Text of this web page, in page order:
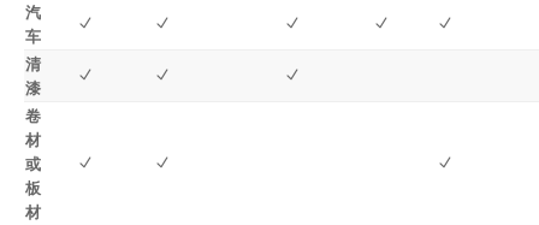
汽
车
清
漆
卷
材
或
板
材